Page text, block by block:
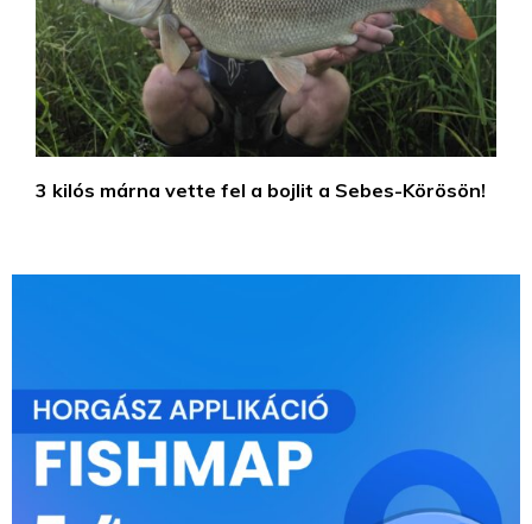
3 kilós márna vette fel a bojlit a Sebes-Körösön!